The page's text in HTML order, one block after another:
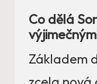
Co dělá
Základem